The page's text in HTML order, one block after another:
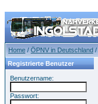
Home / ÖPNV in Deutschland /
Registrierte Benutzer
Benutzername:
Passwort: